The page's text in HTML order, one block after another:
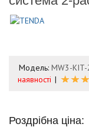
Модель: MW3-KIT-
наявності
Роздрібна ціна: